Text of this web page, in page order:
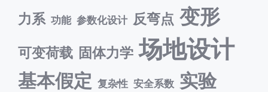
力系 功能 参数化设计 反弯点 变形
可变荷载 固体力学 场地设计
基本假定 复杂性 安全系数 实验